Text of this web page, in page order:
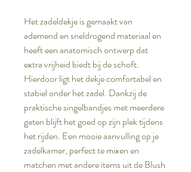
Het zadeldekje is gemaakt van
ademend en sneldrogend materiaal en
heeft een anatomisch ontwerp dat
extra vrijheid biedt bij de schoft.
Hierdoor ligt het dekje comfortabel en
stabiel onder het zadel. Dankzij de
praktische singelbandjes met meerdere
gaten blijft het goed op zijn plek tijdens
het rijden. Een mooie aanvulling op je
zadelkamer, perfect te mixen en
matchen met andere items uit de Blush